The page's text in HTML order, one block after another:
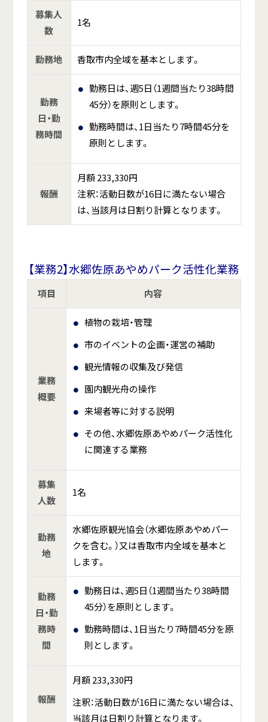
募集人
数
1名
勤務地 香取市内全域を基本とします。
勤務
日・勤
務時間
勤務日は、週5日（1週間当たり38時間
45分）を原則とします。
勤務時間は、1日当たり7時間45分を
原則とします。
報酬
月額 233,330円
注釈：活動日数が16日に満たない場合
は、当該月は日割り計算となります。
【業務2】水郷佐原あやめパーク活性化業務
項目 内容
業務
概要
植物の栽培・管理
市のイベントの企画・運営の補助
観光情報の収集及び発信
園内観光舟の操作
来場者等に対する説明
その他、水郷佐原あやめパーク活性化
に関連する業務
募集
人数
1名
勤務
地
水郷佐原観光協会（水郷佐原あやめパー
クを含む。）又は香取市内全域を基本と
します。
勤務
日・勤
務時
間
勤務日は、週5日（1週間当たり38時間
45分）を原則とします。
勤務時間は、1日当たり7時間45分を原
則とします。
報酬
月額 233,330円
注釈：活動日数が16日に満たない場合は、
当該月は日割り計算となります。